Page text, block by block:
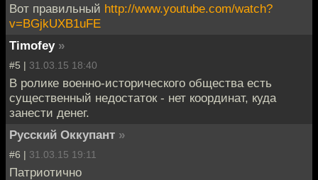
Вот правильный http://www.youtube.com/watch?
v=BGjkUXB1uFE
Timofey »
#5 | 31.03.15 18:40
В ролике военно-исторического общества есть
существенный недостаток - нет координат, куда
занести денег.
Русский Оккупант »
#6 | 31.03.15 19:11
Патриотично